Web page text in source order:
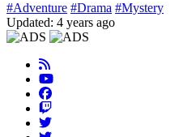
#Adventure #Drama #Mystery
Updated: 4 years ago